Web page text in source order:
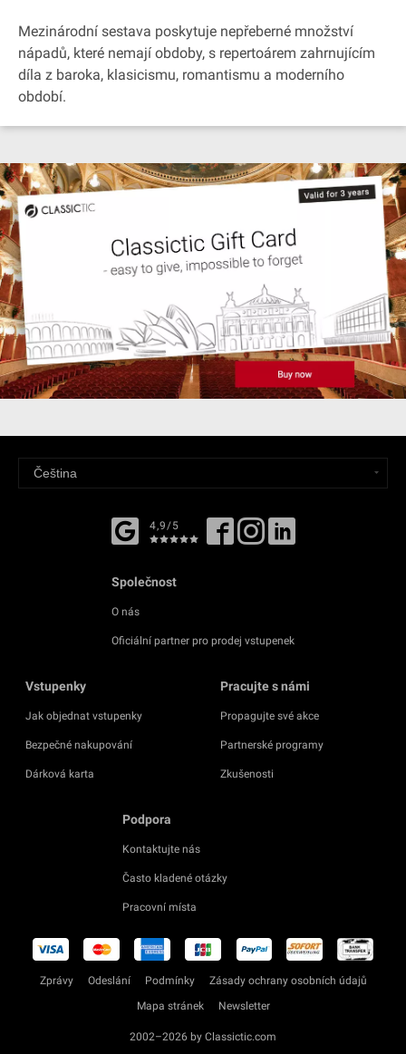
Mezinárodní sestava poskytuje nepřeberné množství
nápadů, které nemají obdoby, s repertoárem zahrnujícím
díla z baroka, klasicismu, romantismu a moderního
období.
4,9/5
Společnost
O nás
Oficiální partner pro prodej vstupenek
Vstupenky
Jak objednat vstupenky
Bezpečné nakupování
Dárková karta
Pracujte s námi
Propagujte své akce
Partnerské programy
Zkušenosti
Podpora
Kontaktujte nás
Často kladené otázky
Pracovní místa
Zprávy Odeslání Podmínky
Zásady ochrany osobních údajů
Mapa stránek
Newsletter
2002–2026 by Classictic.com